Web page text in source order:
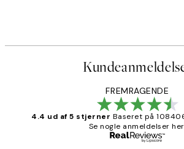
FREMRAGENDE
4.4 ud af 5 stjerner Baseret på
Se nogle anmeldelser